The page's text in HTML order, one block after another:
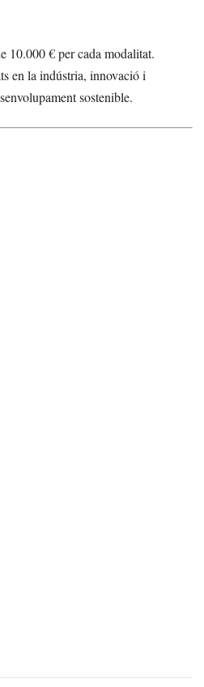
10.000 € per cada modalitat.
en la indústria, innovació i
sostenible.